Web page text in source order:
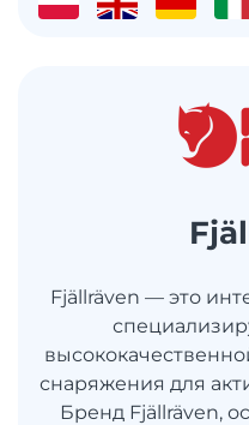
Fjällräven — это
снаряжения для
Бренд Fjällräven,